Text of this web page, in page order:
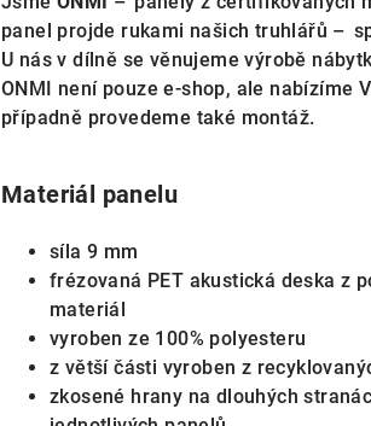
panel projde rukami našich truhlářů –⁠⁠⁠⁠⁠⁠
U nás v dílně se věnujeme výrobě
ONMI není pouze e-shop, ale nabízíme
případně provedeme také montáž.
Materiál panelu
síla 9 mm
frézovaná PET akustická deska z
materiál
vyroben ze 100% polyesteru
z větší části vyroben z
zkosené hrany na dlouhých